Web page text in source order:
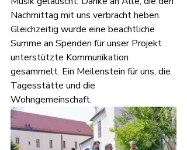
Nachmittag mit uns verbracht heben.
Gleichzeitig wurde eine beachtliche
Summe an Spenden für unser Projekt
unterstützte Kommunikation
gesammelt. Ein Meilenstein für uns, die
Tagesstätte und die
Wohngemeinschaft.